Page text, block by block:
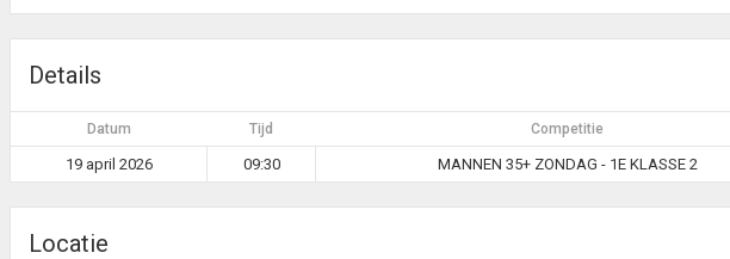
Details
Datum Tijd Competitie
19 april 2026 09:30 MANNEN 35+ ZONDAG - 1E KLASSE 2
Locatie